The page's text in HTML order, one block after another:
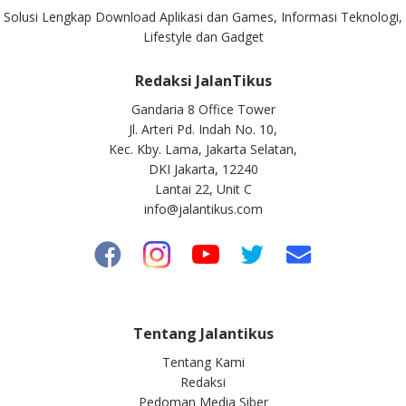
Solusi Lengkap Download Aplikasi dan Games, Informasi Teknologi,
Lifestyle dan Gadget
Redaksi JalanTikus
Gandaria 8 Office Tower
Jl. Arteri Pd. Indah No. 10,
Kec. Kby. Lama, Jakarta Selatan,
DKI Jakarta, 12240
Lantai 22, Unit C
info@jalantikus.com
Tentang Jalantikus
Tentang Kami
Redaksi
Pedoman Media Siber